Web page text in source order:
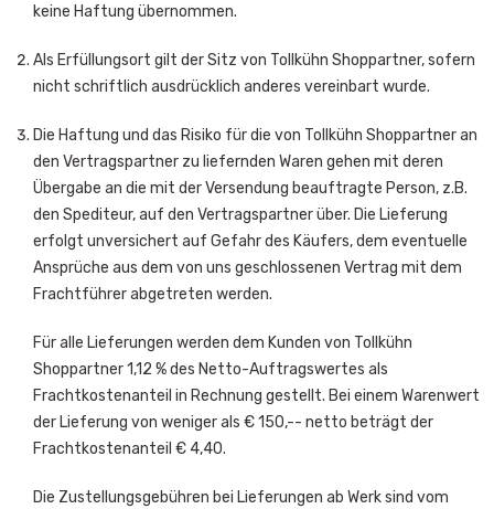
keine Haftung übernommen.
Als Erfüllungsort gilt der Sitz von Tollkühn Shoppartner, sofern
nicht schriftlich ausdrücklich anderes vereinbart wurde.
Die Haftung und das Risiko für die von Tollkühn Shoppartner an
den Vertragspartner zu liefernden Waren gehen mit deren
Übergabe an die mit der Versendung beauftragte Person, z.B.
den Spediteur, auf den Vertragspartner über. Die Lieferung
erfolgt unversichert auf Gefahr des Käufers, dem eventuelle
Ansprüche aus dem von uns geschlossenen Vertrag mit dem
Frachtführer abgetreten werden.
Für alle Lieferungen werden dem Kunden von Tollkühn
Shoppartner 1,12 % des Netto-Auftragswertes als
Frachtkostenanteil in Rechnung gestellt. Bei einem Warenwert
der Lieferung von weniger als € 150,-- netto beträgt der
Frachtkostenanteil € 4,40.
Die Zustellungsgebühren bei Lieferungen ab Werk sind vom